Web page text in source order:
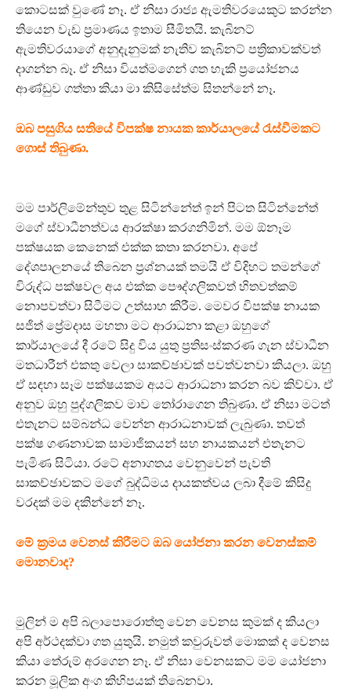
කොටසක් වුණේ නෑ. ඒ නිසා රාජ්‍ය ඇමතිවරයෙකුට කරන්න
තියෙන වැඩ ප්‍රමාණය ඉතාම සීමිතයි. කැබිනට්
ඇමතිවරයාගේ අනුදැනුමක් නැතිව කැබිනට් පත්‍රිකාවක්වත්
දාගන්න බෑ. ඒ නිසා වියත්මගෙන් ගත හැකි ප්‍රයෝජනය
ආණ්ඩුව ගත්තා කියා මා කිසිසේත්ම සිතන්නේ නෑ.
ඔබ පසුගිය සතියේ විපක්ෂ නායක කාර්යාලයේ රැස්වීමකට
ගොස් තිබුණා.
මම පාර්ලිමේන්තුව තුළ සිටින්නේත් ඉන් පිටත සිටින්නේත්
මගේ ස්වාධීනත්වය ආරක්ෂා කරගනිමින්. මම ඕනෑම
පක්ෂයක කෙනෙක් එක්ක කතා කරනවා. අපේ
දේශපාලනයේ තිබෙන ප්‍රශ්නයක් තමයි ඒ විදිහට තමන්ගේ
විරුද්ධ පක්ෂවල අය එක්ක පෞද්ගලිකවත් හිතවත්කම්
නොපවත්වා සිටීමට උත්සාහ කිරීම. මෙවර විපක්ෂ නායක
සජිත් ප්‍රේමදාස මහතා මට ආරාධනා කළා ඔහුගේ
කාර්යාලයේ දී රටේ සිදු විය යුතු ප්‍රතිසංස්කරණ ගැන ස්වාධීන
මතධාරීන් එකතු වෙලා සාකච්ඡාවක් පවත්වනවා කියලා. ඔහු
ඒ සඳහා සෑම පක්ෂයකම අයට ආරාධනා කරන බව කිව්වා. ඒ
අනුව ඔහු පුද්ගලිකව මාව තෝරාගෙන තිබුණා. ඒ නිසා මටත්
එතැනට සම්බන්ධ වෙන්න ආරාධනාවක් ලැබුණා. තවත්
පක්ෂ ගණනාවක සාමාජිකයන් සහ නායකයන් එතැනට
පැමිණ සිටියා. රටේ අනාගතය වෙනුවෙන් පැවති
සාකච්ඡාවකට මගේ බුද්ධිමය දායකත්වය ලබා දීමේ කිසිදු
වරදක් මම දකින්නේ නෑ.
මේ ක්‍රමය වෙනස් කිරීමට ඔබ යෝජනා කරන වෙනස්කම්
මොනවාද?
මුලින් ම අපි බලාපොරොත්තු වෙන වෙනස කුමක් ද කියලා
අපි අර්ථදක්වා ගත යුතුයි. නමුත් කවුරුවත් මොකක් ද වෙනස
කියා තේරුම් අරගෙන නෑ. ඒ නිසා වෙනසකට මම යෝජනා
කරන මූලික අංග කිහිපයක් තිබෙනවා.